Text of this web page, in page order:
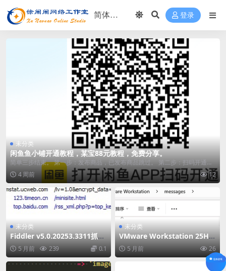
登录
未分类
闲鱼鱼小铺开通教程，某宝88元教程，免费分享。
简单三步结束。 第一步：发布商品，已发布商品跳过。 第二步：扫码开通鱼
小铺 第三...
4 周前 12
未分类
Fiddler v5.0.20253.3311抓包
工具中文版
5 月前 239 0.1
未分类
VMware Workstation 25H2
中文设置教程
5 月前 26